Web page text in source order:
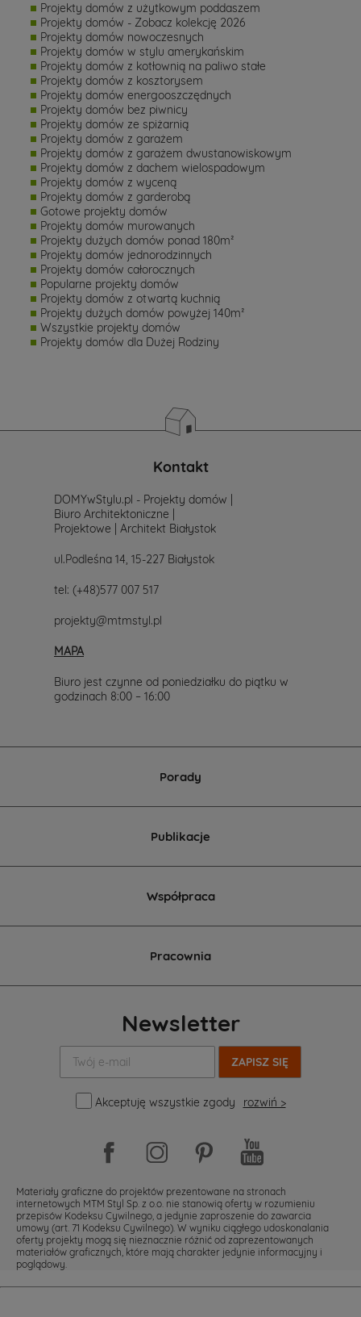
Projekty domów z użytkowym poddaszem
Projekty domów - Zobacz kolekcję 2026
Projekty domów nowoczesnych
Projekty domów w stylu amerykańskim
Projekty domów z kotłownią na paliwo stałe
Projekty domów z kosztorysem
Projekty domów energooszczędnych
Projekty domów bez piwnicy
Projekty domów ze spiżarnią
Projekty domów z garażem
Projekty domów z garażem dwustanowiskowym
Projekty domów z dachem wielospadowym
Projekty domów z wyceną
Projekty domów z garderobą
Gotowe projekty domów
Projekty domów murowanych
Projekty dużych domów ponad 180m²
Projekty domów jednorodzinnych
Projekty domów całorocznych
Popularne projekty domów
Projekty domów z otwartą kuchnią
Projekty dużych domów powyżej 140m²
Wszystkie projekty domów
Projekty domów dla Dużej Rodziny
Kontakt
DOMYwStylu.pl - Projekty domów |
Biuro Architektoniczne |
Projektowe | Architekt Białystok
ul.Podleśna 14, 15-227 Białystok
tel: (+48)577 007 517
projekty@mtmstyl.pl
MAPA
Biuro jest czynne od poniedziałku do piątku w
godzinach 8:00 – 16:00
Porady
Publikacje
Współpraca
Pracownia
Newsletter
mail:
Akceptuję wszystkie zgody
rozwiń >
Materiały graficzne do projektów prezentowane na stronach
internetowych MTM Styl Sp. z o.o. nie stanowią oferty w rozumieniu
przepisów Kodeksu Cywilnego, a jedynie zaproszenie do zawarcia
umowy (art. 71 Kodeksu Cywilnego). W wyniku ciągłego udoskonalania
oferty projekty mogą się nieznacznie różnić od zaprezentowanych
materiałów graficznych, które mają charakter jedynie informacyjny i
poglądowy.